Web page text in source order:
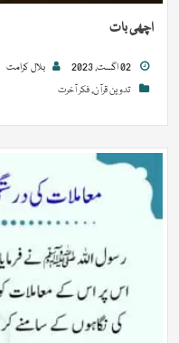
اچھی بات
بلال کرامت
تدوین قرآن,فکر آخرت